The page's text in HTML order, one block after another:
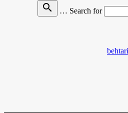
Search for
search